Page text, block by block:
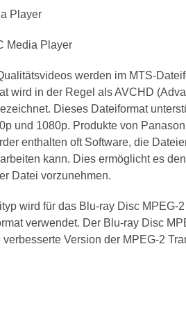
Player
Media Player
werden im MTS-
wird in der Regel als AVCHD
Dieses Dateiformat
und 1080p. Produkte von
enthalten oft Software, die
kann. Dies ermöglicht es
Datei vorzunehmen.
wird für das Blu-ray Disc MPEG-
verwendet. Der Blu-ray Disc
Version der MPEG-2